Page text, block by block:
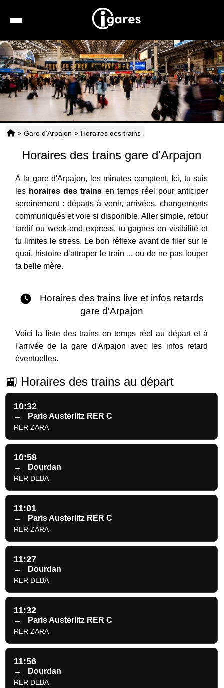
Recherche
Location de voiture
Hôtels
Horaires
> Gare d'Arpajon > Horaires des trains
Horaires des trains gare d'Arpajon
À la gare d'Arpajon, les minutes comptent. Ici, tu suis
les horaires des trains en temps réel pour anticiper
sereinement : départs à venir, arrivées, changements
communiqués et voie si disponible. Aller simple, retour
tardif ou week-end express, tu gagnes en visibilité et
tu limites le stress. Le bon réflexe avant de filer sur le
quai, histoire d’attraper le train ... ou de ne pas louper
ta belle mère.
Horaires des trains live et infos retards
gare d'Arpajon
Voici la liste des trains en temps réel au départ et à
l'arrivée de la gare d'Arpajon avec les infos retard
éventuelles.
🚉 Horaires des trains au départ
10:32
→ Paris Austerlitz RER C
RER ZARA
10:58
→ Dourdan
RER DEBA
11:01
→ Paris Austerlitz RER C
RER ZARA
11:27
→ Dourdan
RER DEBA
11:32
→ Paris Austerlitz RER C
RER ZARA
11:56
→ Dourdan
RER DEBA